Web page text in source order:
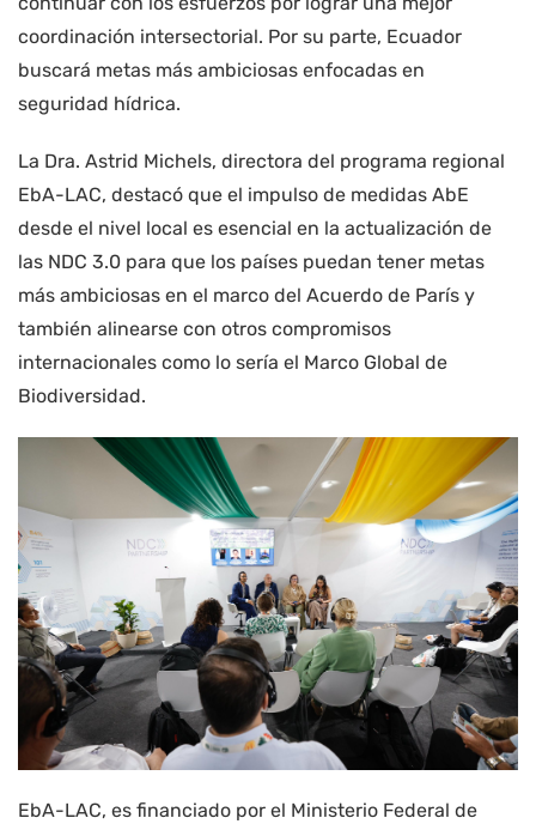
coordinación intersectorial. Por su parte, Ecuador
buscará metas más ambiciosas enfocadas en
seguridad hídrica.
La Dra. Astrid Michels, directora del programa regional
EbA-LAC, destacó que el impulso de medidas AbE
desde el nivel local es esencial en la actualización de
las NDC 3.0 para que los países puedan tener metas
más ambiciosas en el marco del Acuerdo de París y
también alinearse con otros compromisos
internacionales como lo sería el Marco Global de
Biodiversidad.
EbA-LAC, es financiado por el Ministerio Federal de